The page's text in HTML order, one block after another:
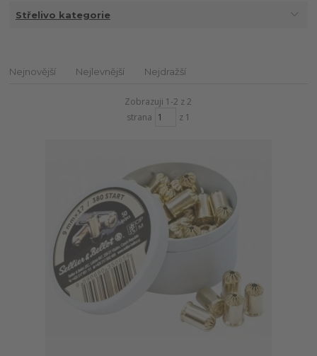
Střelivo kategorie
Nejnovější Nejlevnější Nejdražší
Zobrazuji 1-2 z 2
strana
z 1